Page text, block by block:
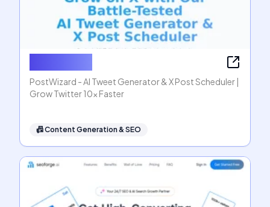
PostWizard - AI Tweet Generator & X Post Scheduler |
Grow Twitter 10x Faster
📠Content Generation & SEO